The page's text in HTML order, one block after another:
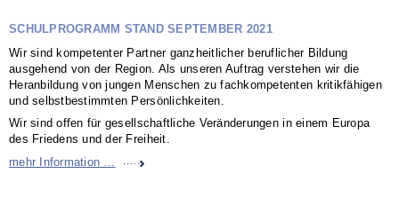
SCHULPROGRAMM STAND SEPTEMBER 2021
Wir sind kompetenter Partner ganzheitlicher beruflicher Bildung
ausgehend von der Region. Als unseren Auftrag verstehen wir die
Heranbildung von jungen Menschen zu fachkompetenten kritikfähigen
und selbstbestimmten Persönlichkeiten.
Wir sind offen für gesellschaftliche Veränderungen in einem Europa
des Friedens und der Freiheit.
mehr Information … Schulprogramm Stand September 2021